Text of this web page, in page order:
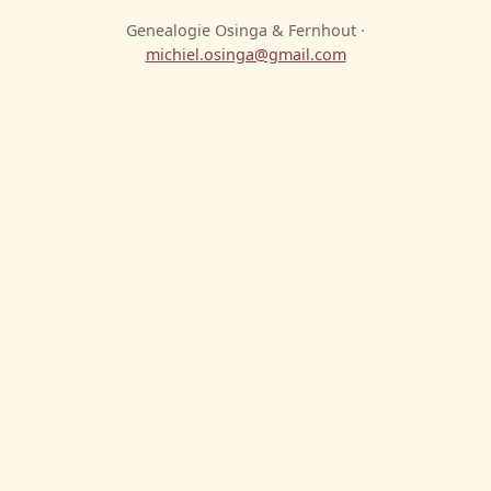
Genealogie Osinga & Fernhout ·
michiel.osinga@gmail.com